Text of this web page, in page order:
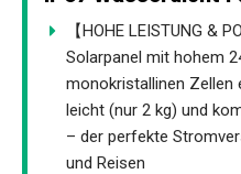
【HOHE LEISTUNG &
Solarpanel mit hohem
monokristallinen Zellen
leicht (nur 2 kg) und
– der perfekte
und Reisen